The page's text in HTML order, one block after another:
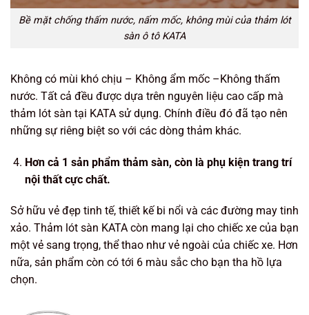
Bề mặt chống thấm nước, nấm mốc, không mùi của thảm lót
sàn ô tô KATA
Không có mùi khó chịu – Không ẩm mốc –Không thấm
nước. Tất cả đều được dựa trên nguyên liệu cao cấp mà
thảm lót sàn tại KATA sử dụng. Chính điều đó đã tạo nên
những sự riêng biệt so với các dòng thảm khác.
Hơn cả 1 sản phẩm thảm sàn, còn là phụ kiện trang trí
nội thất cực chất.
Sở hữu vẻ đẹp tinh tế, thiết kế bi nổi và các đường may tinh
xảo. Thảm lót sàn KATA còn mang lại cho chiếc xe của bạn
một vẻ sang trọng, thể thao như vẻ ngoài của chiếc xe. Hơn
nữa, sản phẩm còn có tới 6 màu sắc cho bạn tha hồ lựa
chọn.